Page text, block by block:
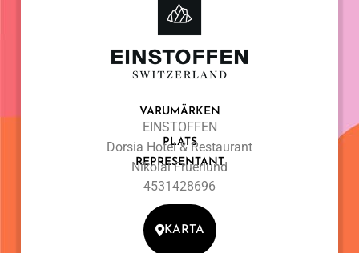
VARUMÄRKEN
EINSTOFFEN
PLATS
Dorsia Hotel & Restaurant
REPRESENTANT
Nikolai Fruerlund
4531428696
KARTA